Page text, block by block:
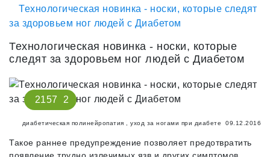
Технологическая новинка - носки, которые следят
за здоровьем ног людей с Диабетом
Технологическая новинка - носки, которые
следят за здоровьем ног людей с Диабетом
2157 2
диабетическая полинейропатия уход за ногами при диабете 09.12.2016
Такое раннее предупреждение позволяет предотвратить